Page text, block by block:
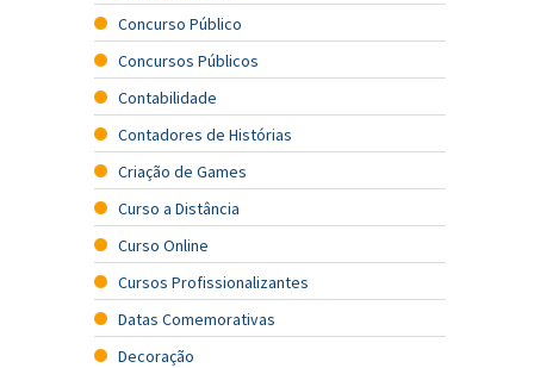
Concurso Público
Concursos Públicos
Contabilidade
Contadores de Histórias
Criação de Games
Curso a Distância
Curso Online
Cursos Profissionalizantes
Datas Comemorativas
Decoração